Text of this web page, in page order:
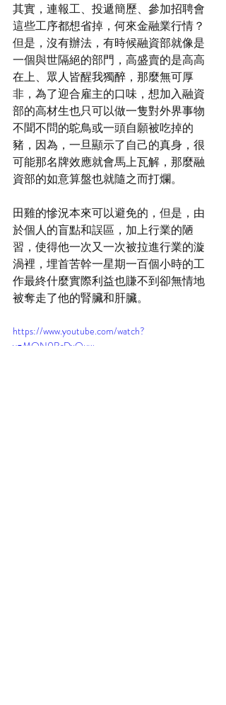
其實，連報工、投遞簡歷、參加招聘會
這些工序都想省掉，何來金融業行情？
但是，沒有辦法，有時候融資部就像是
一個與世隔絕的部門，高盛賣的是高高
在上、眾人皆醒我獨醉，那麼無可厚
非，為了迎合雇主的口味，想加入融資
部的高材生也只可以做一隻對外界事物
不聞不問的鴕鳥或一頭自願被吃掉的
豬，因為，一旦顯示了自己的真身，很
可能那名牌效應就會馬上瓦解，那麼融
資部的如意算盤也就隨之而打爛。
田雞的慘況本來可以避免的，但是，由
於個人的盲點和誤區，加上行業的陋
習，使得他一次又一次被拉進行業的漩
渦裡，埋首苦幹一星期一百個小時的工
作最終什麼實際利益也賺不到卻無情地
被奪走了他的腎臟和肝臟。
https://www.youtube.com/watch?
v=MON0BrDxOuw